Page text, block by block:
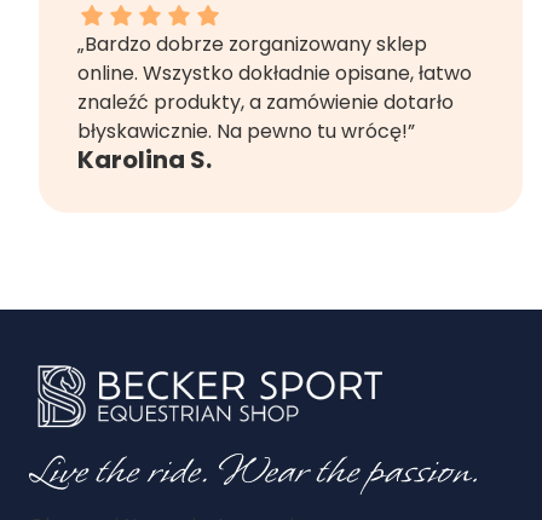
Karolina S. dał ocenę: 5
„Bardzo dobrze zorganizowany sklep
online. Wszystko dokładnie opisane, łatwo
znaleźć produkty, a zamówienie dotarło
błyskawicznie. Na pewno tu wrócę!”
Karolina S.